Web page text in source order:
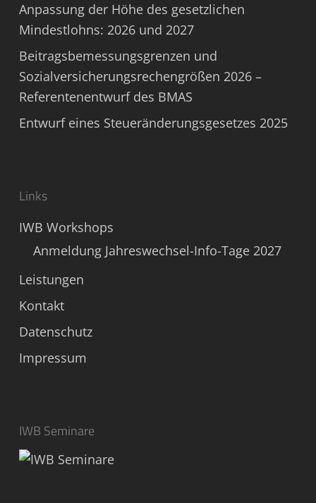
Anpassung der Höhe des gesetzlichen
Mindestlohns: 2026 und 2027
Beitragsbemessungsgrenzen und
Sozialversicherungsrechengrößen 2026 –
Referentenentwurf des BMAS
Entwurf eines Steueränderungsgesetzes 2025
Links
IWB Workshops
Anmeldung Jahreswechsel-Info-Tage 2027
Leistungen
Kontakt
Datenschutz
Impressum
IWB Seminare